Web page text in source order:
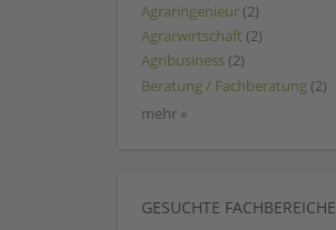
Agraringenieur (2)
Agrarwirtschaft (2)
Agribusiness (2)
Beratung / Fachberatung (2)
mehr »
GESUCHTE FACHBEREICHE